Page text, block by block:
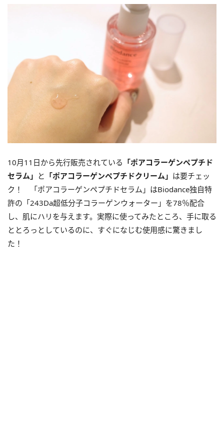
10月11日から先行販売されている 「ポアコラーゲンペプチド
セラム」 と 「ポアコラーゲンペプチドクリーム」 は要チェッ
ク！ 「ポアコラーゲンペプチドセラム」はBiodance独自特
許の「243Da超低分子コラーゲンウォーター」を78％配合
し、肌にハリを与えます。実際に使ってみたところ、手に取る
ととろっとしているのに、すぐになじむ使用感に驚きまし
た！